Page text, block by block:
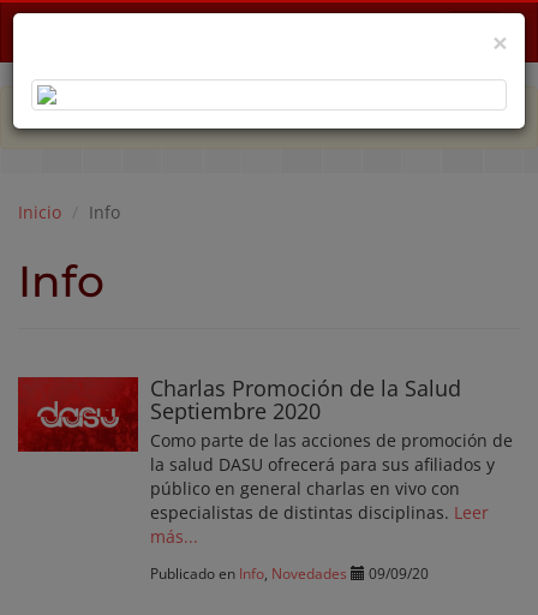
Menu
PLAN DE EMERGENCIA POR CRISIS ECONÓMICA
Inicio Info
Info
Charlas Promoción de la Salud
Septiembre 2020
Como parte de las acciones de promoción de
la salud DASU ofrecerá para sus afiliados y
público en general charlas en vivo con
especialistas de distintas disciplinas. Leer
más...
Publicado en Info Novedades 09/09/20
×